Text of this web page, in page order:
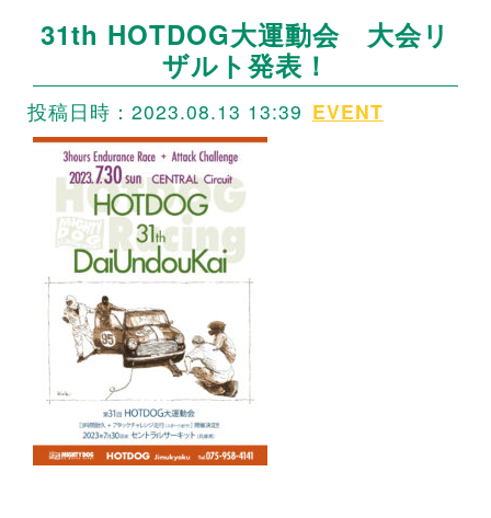
31th HOTDOG大運動会 大会リ
ザルト発表！
投稿日時：2023.08.13 13:39 EVENT